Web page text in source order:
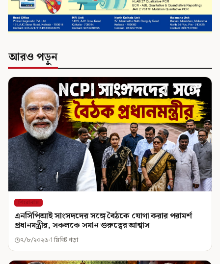
আরও পড়ুন
শিরোনাম
এনসিপিআই সাংসদদের সঙ্গে বৈঠকে যোগা করার পরামর্শ
প্রধানমন্ত্রীর, সকলকে সমান গুরুত্বের আশ্বাস
৭/৮/২০২৬ 1 মিনিট পড়া